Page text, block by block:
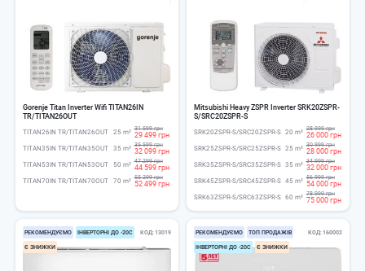
Gorenje Titan Inverter Wifi TITAN26IN
TR/TITAN26OUT
TITAN26IN TR/TITAN26OUT 25 m² 31 599 грн
29 499 грн
TITAN35IN TR/TITAN35OUT 35 m² 35 599 грн
32 099 грн
TITAN53IN TR/TITAN53OUT 50 m² 47 299 грн
44 599 грн
TITAN70IN TR/TITAN70OUT 70 m² 55 299 грн
52 499 грн
Mitsubishi Heavy ZSPR Inverter SRK20ZSPR-
S/SRC20ZSPR-S
SRK20ZSPR-S/SRC20ZSPR-S 20 m² 28 999 грн
26 000 грн
SRK25ZSPR-S/SRC25ZSPR-S 25 m² 30 999 грн
28 000 грн
SRK35ZSPR-S/SRC35ZSPR-S 35 m² 34 999 грн
32 000 грн
SRK45ZSPR-S/SRC45ZSPR-S 45 m² 56 999 грн
54 000 грн
SRK63ZSPR-S/SRC63ZSPR-S 60 m² 78 999 грн
75 000 грн
РЕКОМЕНДУЄМО ІНВЕРТОРНІ ДО -20С
Є ЗНИЖКИ
КОД 13019 РЕКОМЕНДУЄМО ТОП ПРОДАЖІВ
ІНВЕРТОРНІ ДО -20С Є ЗНИЖКИ
КОД 160002